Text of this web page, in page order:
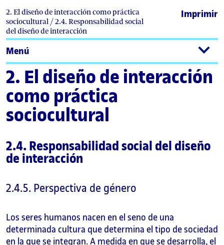
2. El diseño de interacción como práctica
sociocultural / 2.4. Responsabilidad social
del diseño de interacción
Imprimir
Menú
2. El diseño de interacción
como práctica
sociocultural
2.4. Responsabilidad social del diseño
de interacción
2.4.5. Perspectiva de género
Los seres humanos nacen en el seno de una
determinada cultura que determina el tipo de sociedad
en la que se integran. A medida en que se desarrolla, el